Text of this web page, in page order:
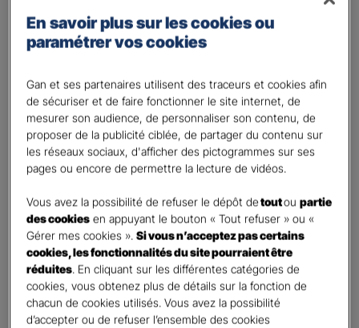
votre Agent lors de la souscription de votre contrat
habitation. La piscine sera assurée comme bien
immobilier. Ainsi, nul besoin de garantie optionnelle.
Pour souscrire au contrat, rien de plus simple, contactez
votre Agent général ou demandez lui d’établir un devis :
Demandez votre Devis Habitation
Trouver mon agence
Toutes les questions
En savoir plus sur les cookies ou
paramétrer vos cookies
Gan et ses partenaires utilisent des traceurs et cookies afin
de sécuriser et de faire fonctionner le site internet, de
mesurer son audience, de personnaliser son contenu, de
proposer de la publicité ciblée, de partager du contenu sur
les réseaux sociaux, d'afficher des pictogrammes sur ses
pages ou encore de permettre la lecture de vidéos.
Vous avez la possibilité de refuser le dépôt detoutoupartie
des cookies en appuyant le bouton « Tout refuser » ou «
Gérer mes cookies ».Si vous n’acceptez pas certains
cookies, les fonctionnalités du site pourraient être
réduites. En cliquant sur les différentes catégories de
cookies, vous obtenez plus de détails sur la fonction de
chacun de cookies utilisés. Vous avez la possibilité
d’accepter ou de refuser l’ensemble des cookies